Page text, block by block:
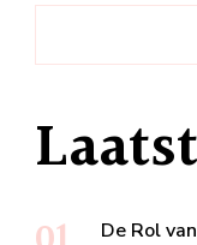
De Rol